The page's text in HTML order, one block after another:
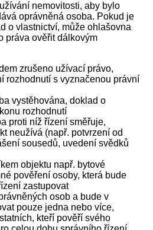
nemovitosti, aby bylo
oprávněná osoba. Pokud je
o vlastnictví, může ohlašovna
práva ověřit dálkovým
zrušeno užívací právo,
rozhodnutí s vyznačenou právní
vystěhována, doklad o
rozhodnutí
proti níž řízení směřuje,
neužívá (např. potvrzení od
sousedů, uvedení svědků
objektu např. bytové
pověření osoby, která bude
zastupovat
osob a bude v
pouze jedna nebo více,
kteří pověří svého